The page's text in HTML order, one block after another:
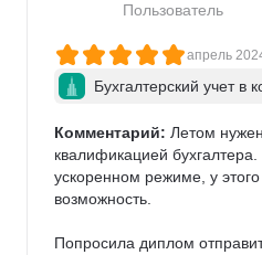
Пользователь
апрель
Бухгалтерский учет в
Комментарий: Летом
квалификацией
ускоренном режиме, у этого
возможность.
Попросила диплом